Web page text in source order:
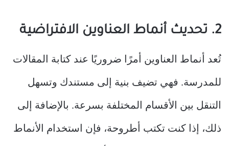
2. تحديث أنماط العناوين الافتراضية
تُعد أنماط العناوين أمرًا ضروريًا عند كتابة المقالات
للمدرسة. فهي تضيف بنية إلى مستندك وتسهل
التنقل بين الأقسام المختلفة بسرعة. بالإضافة إلى
ذلك، إذا كنت تكتب أطروحة، فإن استخدام الأنماط